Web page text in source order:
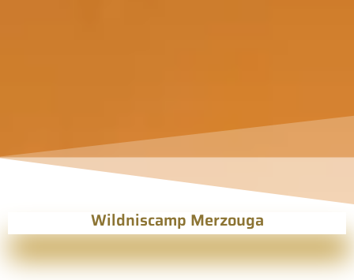
Wildniscamp Merzouga